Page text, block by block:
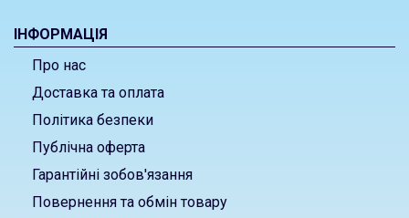
ІНФОРМАЦІЯ
Про нас
Доставка та оплата
Політика безпеки
Публічна оферта
Гарантійні зобов'язання
Повернення та обмін товару